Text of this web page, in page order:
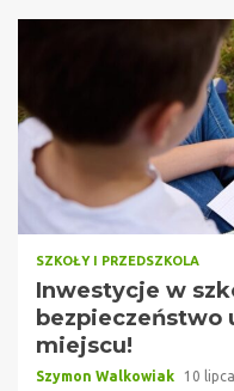
SZKOŁY I PRZEDSZKOLA
Inwestycje w
bezpieczeństwo
miejscu!
Szymon Walkowiak 10